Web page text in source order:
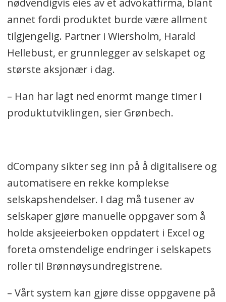
nødvendigvis eies av et advokatfirma, blant
annet fordi produktet burde være allment
tilgjengelig. Partner i Wiersholm, Harald
Hellebust, er grunnlegger av selskapet og
største aksjonær i dag.
– Han har lagt ned enormt mange timer i
produktutviklingen, sier Grønbech.
dCompany sikter seg inn på å digitalisere og
automatisere en rekke komplekse
selskapshendelser. I dag må tusener av
selskaper gjøre manuelle oppgaver som å
holde aksjeeierboken oppdatert i Excel og
foreta omstendelige endringer i selskapets
roller til Brønnøysundregistrene.
– Vårt system kan gjøre disse oppgavene på